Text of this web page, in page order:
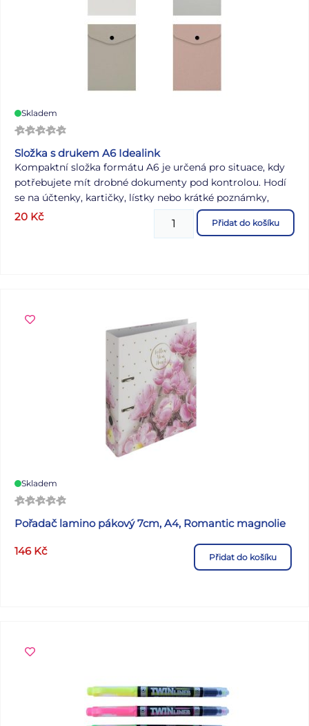
Skladem
Složka s drukem A6 Idealink
Kompaktní složka formátu A6 je určená pro situace, kdy
potřebujete mít drobné dokumenty pod kontrolou. Hodí
se na účtenky, kartičky, lístky nebo krátké poznámky,
které je praktické uchovávat pohromadě a po ruce. Díky
jednoduchému uzavření na druk zůstává obsah chráněný
(tlumená) Dodáváme ve 4 barevných provedeních dle
skladové dostupnosti. Uvedená cena je za 1 ks.
20 Kč Přidat do košíku
Skladem
Pořadač lamino pákový 7cm, A4, Romantic magnolie
146 Kč Přidat do košíku